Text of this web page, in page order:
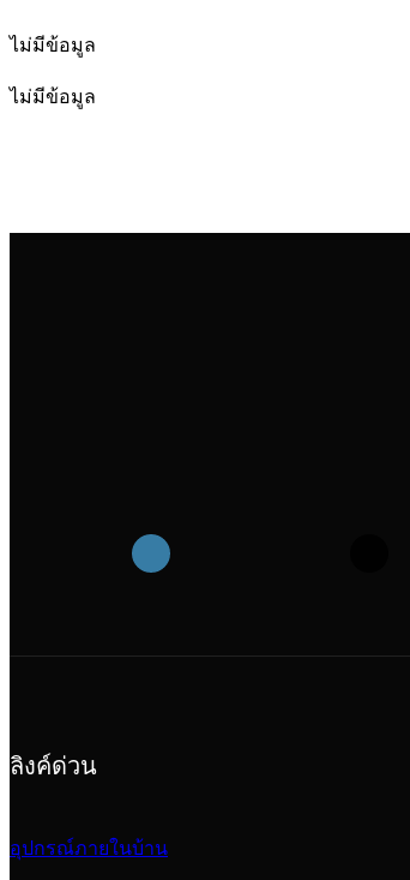
ไม่มีข้อมูล
ไม่มีข้อมูล
ลิงค์ด่วน
อุปกรณ์ภายในบ้าน